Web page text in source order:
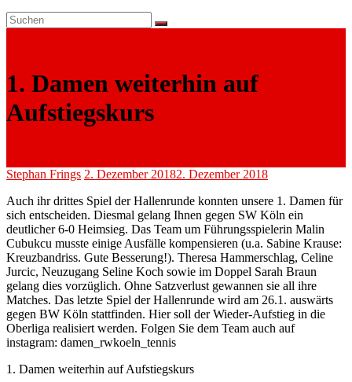
1. Damen weiterhin auf
Aufstiegskurs
Stephan Frings 2. Dezember 20182. Dezember 2018
Auch ihr drittes Spiel der Hallenrunde konnten unsere 1. Damen für
sich entscheiden. Diesmal gelang Ihnen gegen SW Köln ein
deutlicher 6-0 Heimsieg. Das Team um Führungsspielerin Malin
Cubukcu musste einige Ausfälle kompensieren (u.a. Sabine Krause:
Kreuzbandriss. Gute Besserung!). Theresa Hammerschlag, Celine
Jurcic, Neuzugang Seline Koch sowie im Doppel Sarah Braun
gelang dies vorzüglich. Ohne Satzverlust gewannen sie all ihre
Matches. Das letzte Spiel der Hallenrunde wird am 26.1. auswärts
gegen BW Köln stattfinden. Hier soll der Wieder-Aufstieg in die
Oberliga realisiert werden. Folgen Sie dem Team auch auf
instagram: damen_rwkoeln_tennis
1. Damen weiterhin auf Aufstiegskurs